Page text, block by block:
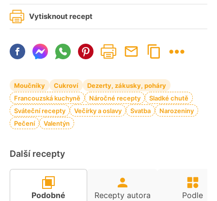
Vytisknout recept
Moučníky Cukroví
Dezerty, zákusky, poháry
Francouzská kuchyně
Náročné recepty
Sladké chutě
Sváteční recepty
Večírky a oslavy Svatba
Narozeniny
Pečení
Valentýn
Další recepty
Podobné
Recepty autora
Podle